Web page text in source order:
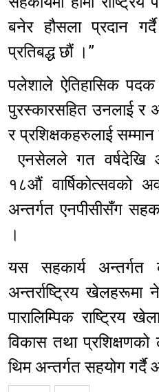
बनेर हौसला प्रदान
प्रतिबद्ध छौं ।”
पलेशाले ऐतिहासिक
पुरस्कारसहित उनलाई र
र प्रशिक्षकहरुलाई सम्मान
एनसेलले गत वर्षदेखि
१८औं वार्षिकोत्सवको
अन्तर्गत एनपीसीसँग
।
यस सहकार्य अन्तर्गत
अन्तर्राष्ट्रिय खेलहरूमा
पारालिम्पिक राष्ट्रिय
विकास तथा प्रशिक्षणको
थिम अन्तर्गत सहयोग